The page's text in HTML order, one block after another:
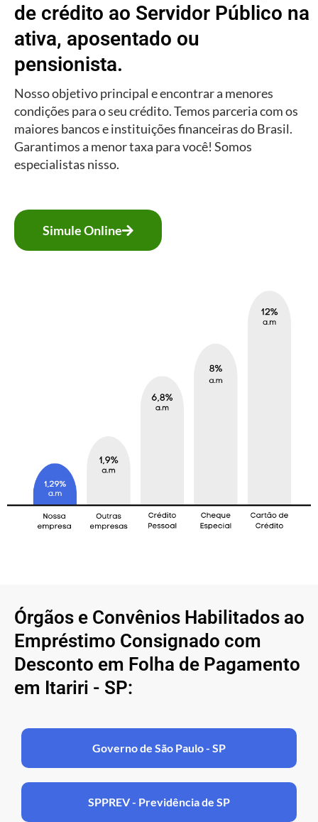
de crédito ao Servidor Público na
ativa, aposentado ou
pensionista.
Nosso objetivo principal e encontrar a menores
condições para o seu crédito. Temos parceria com os
maiores bancos e instituições financeiras do Brasil.
Garantimos a menor taxa para você! Somos
especialistas nisso.
Simule Online
Órgãos e Convênios Habilitados ao
Empréstimo Consignado com
Desconto em Folha de Pagamento
em Itariri - SP:
Governo de São Paulo - SP
SPPREV - Previdência de SP